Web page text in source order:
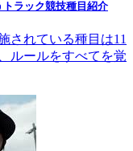
トラック競技種目紹介
されている種目は11
ルールをすべてを覚